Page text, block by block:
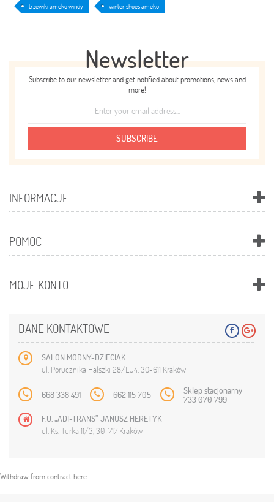
trzewiki ameko windy
winter shoes ameko
Newsletter
Subscribe to our newsletter and get notified about promotions, news and
more!
SUBSCRIBE
INFORMACJE
POMOC
MOJE KONTO
DANE KONTAKTOWE
SALON MODNY-DZIECIAK
ul. Porucznika Halszki 28/LU4, 30-611 Kraków
668 338 491 662 115 705 Sklep stacjonarny
733 070 799
F.U. „ADI-TRANS” JANUSZ HERETYK
ul. Ks. Turka 11/3, 30-717 Kraków
Withdraw from contract here